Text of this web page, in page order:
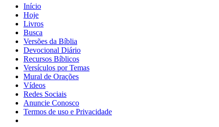
Início
Hoje
Livros
Busca
Versões da Bíblia
Devocional Diário
Recursos Bíblicos
Versículos por Temas
Mural de Orações
Vídeos
Redes Sociais
Anuncie Conosco
Termos de uso e Privacidade